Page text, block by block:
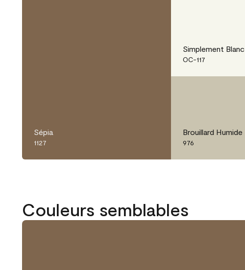
Sépia
1127
Simplement Blanc
OC-117
Brouillard Humide
976
Couleurs semblables